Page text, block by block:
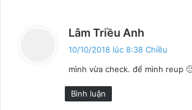
Lâm Triều Anh
t
10/10/2018 lúc 8:38 Chiều
mình vừa check. để mình reup
Bình luận